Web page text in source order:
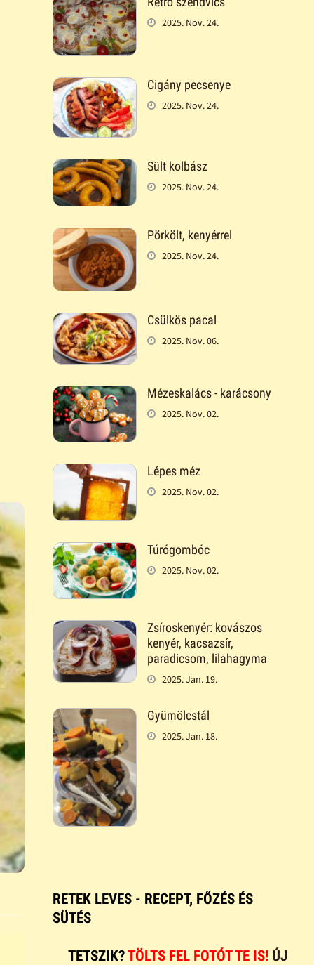
2025. Nov. 24.
Cigány pecsenye
2025. Nov. 24.
Sült kolbász
2025. Nov. 24.
Pörkölt, kenyérrel
2025. Nov. 24.
Csülkös pacal
2025. Nov. 06.
Mézeskalács - karácsony
2025. Nov. 02.
Lépes méz
2025. Nov. 02.
Túrógombóc
2025. Nov. 02.
Zsíroskenyér: kovászos
kenyér, kacsazsír,
paradicsom, lilahagyma
2025. Jan. 19.
Gyümölcstál
2025. Jan. 18.
RETEK LEVES - RECEPT, FŐZÉS ÉS
SÜTÉS
TETSZIK?TÖLTS FEL FOTÓT TE IS! ÚJ